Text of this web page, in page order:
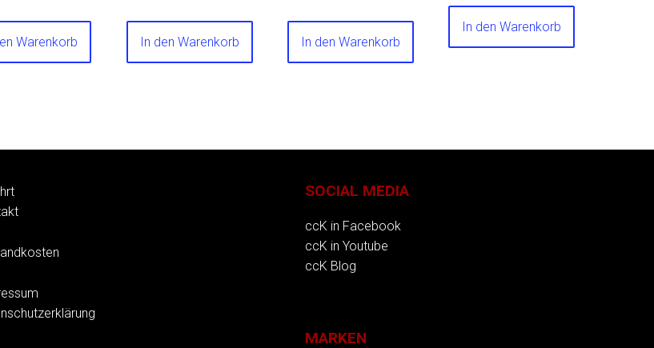
Warenkorb In den Warenkorb In den Warenkorb
In den Warenkorb
SOCIAL MEDIA
ccK in Facebook
ccK in Youtube
ccK Blog
MARKEN